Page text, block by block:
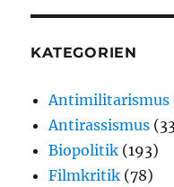
KATEGORIEN
Antimilitarismus
Antirassismus
Biopolitik (193)
Filmkritik (78)